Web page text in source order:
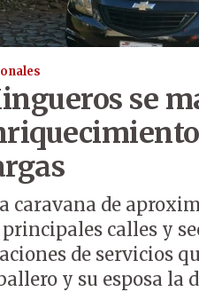
se
caravana de
calles y
de servicios
y su esposa la